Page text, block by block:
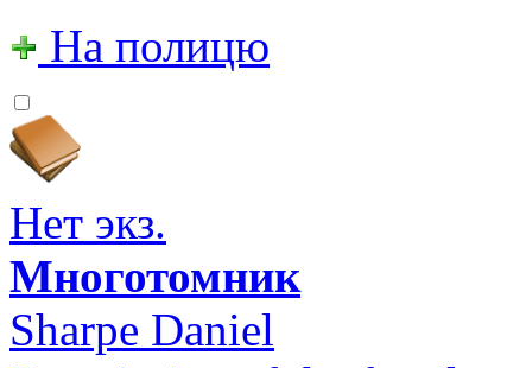
На полицю
Нет экз.
Многотомник
Sharpe Daniel